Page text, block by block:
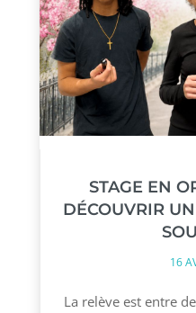
STAGE EN
DÉCOUVRIR
16
La relève est entre